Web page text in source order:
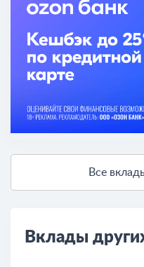
Все
Вклады